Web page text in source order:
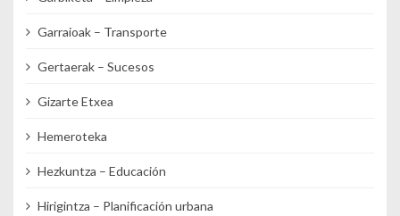
Garraioak – Transporte
Gertaerak – Sucesos
Gizarte Etxea
Hemeroteka
Hezkuntza – Educación
Hirigintza – Planificación urbana